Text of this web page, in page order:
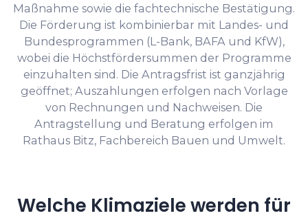
Maßnahme sowie die fachtechnische Bestätigung.
Die Förderung ist kombinierbar mit Landes- und
Bundesprogrammen (L-Bank, BAFA und KfW),
wobei die Höchstfördersummen der Programme
einzuhalten sind. Die Antragsfrist ist ganzjährig
geöffnet; Auszahlungen erfolgen nach Vorlage
von Rechnungen und Nachweisen. Die
Antragstellung und Beratung erfolgen im
Rathaus Bitz, Fachbereich Bauen und Umwelt.
Welche Klimaziele werden für